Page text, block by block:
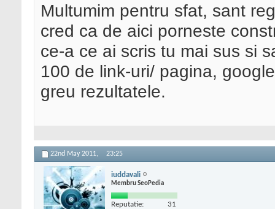
Multumim pentru sfat, sant
cred ca de aici porneste
ce-a ce ai scris tu mai sus si
100 de link-uri/ pagina,
greu rezultatele.
22nd May 2011, 23:25
iuddavali
Membru SeoPedia
Reputatie: 31